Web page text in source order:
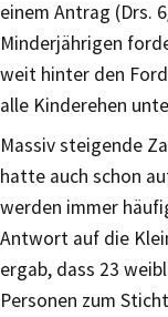
einem Antrag (Drs.
Minderjährigen
weit hinter den
alle Kinderehen
Massiv steigende
hatte auch schon
werden immer
Antwort auf die
ergab, dass 23
Personen zum